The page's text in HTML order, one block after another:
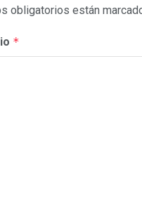
obligatorios están
*